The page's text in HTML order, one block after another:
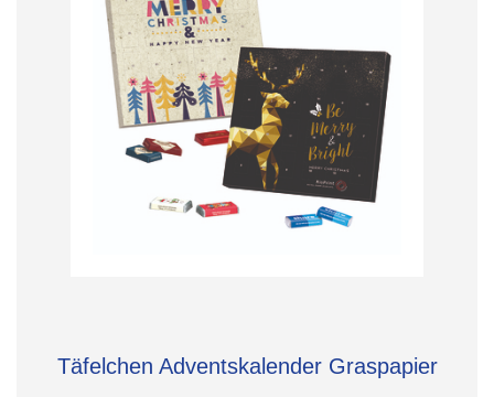
Täfelchen Adventskalender Graspapier